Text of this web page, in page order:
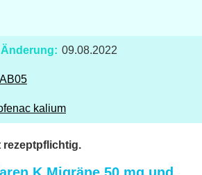
Änderung: 09.08.2022
kalium
rezeptpflichtig.